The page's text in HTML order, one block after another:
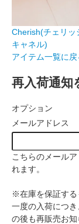
Cherish(チェリッ
キャネル)
アイテム一覧に戻
再入荷通知
オプション
メールアドレス
こちらのメール
れます。
※在庫を保証する
一度の入荷につ
の後も再販売お